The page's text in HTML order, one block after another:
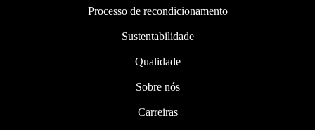
Processo de recondicionamento
Sustentabilidade
Qualidade
Sobre nós
Carreiras